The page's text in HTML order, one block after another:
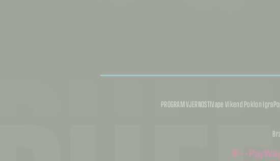
PROGRAM VJERNOSTIVape Vikend Poklon Igra